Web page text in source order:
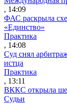
, 14:09
ФАС раскрыла
«Единство»
Практика
, 14:08
Суд снял
истца
Практика
, 13:11
ВККС открыла
Судьи